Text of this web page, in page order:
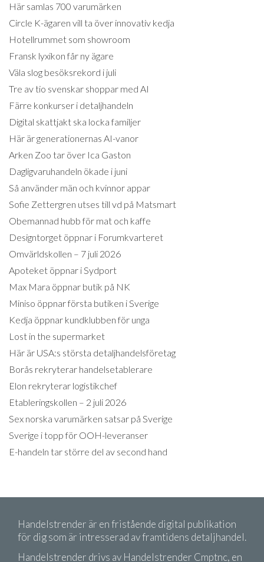
Här samlas 700 varumärken
Circle K-ägaren vill ta över innovativ kedja
Hotellrummet som showroom
Fransk lyxikon får ny ägare
Väla slog besöksrekord i juli
Tre av tio svenskar shoppar med AI
Färre konkurser i detaljhandeln
Digital skattjakt ska locka familjer
Här är generationernas AI-vanor
Arken Zoo tar över Ica Gaston
Dagligvaruhandeln ökade i juni
Så använder män och kvinnor appar
Sofie Zettergren utses till vd på Matsmart
Obemannad hubb för mat och kaffe
Designtorget öppnar i Forumkvarteret
Omvärldskollen – 7 juli 2026
Apoteket öppnar i Sydport
Max Mara öppnar butik på NK
Miniso öppnar första butiken i Sverige
Kedja öppnar kundklubben för unga
Lost in the supermarket
Här är USA:s största detaljhandelsföretag
Borås rekryterar handelsetablerare
Elon rekryterar logistikchef
Etableringskollen – 2 juli 2026
Sex norska varumärken satsar på Sverige
Sverige i topp för OOH-leveranser
E-handeln tar större del av second hand
Handelstrender är en fristående digital publikation
för dig som är intresserad av framtidens detaljhandel.
Handelstrender drivs av Handelstrender Cmptnc, en